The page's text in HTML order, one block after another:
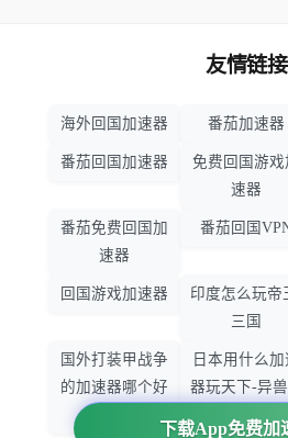
下载App免费加
友情链接
海外回国加速器 番茄加速器
番茄回国加速器
免费回国游戏
速器
番茄免费回国加
速器
番茄回国
回国游戏加速器
印度怎么玩帝
三国
国外打装甲战争
的加速器哪个好
日本用什么加
器玩天下-异
海